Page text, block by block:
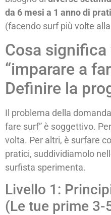
da 6 mesi a 1 anno di
(facendo surf più volte
Cosa
“imparare a
Definire la
Il problema della
fare surf” è soggettivo.
volta. Per altri, è surfare
pratici, suddividiamolo
surfista sperimenta.
Livello 1:
(Le tue prime 3-